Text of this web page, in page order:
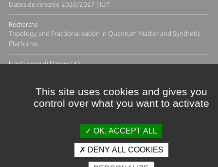
Dates de rentrée 2026/2027 | IUT
Recherche
Topology and Fractionalisation in Quantum Matter and Synthetic
Platforms
Fundazione di l'Università
Crédits et mentions légales
This site uses cookies and gives you
control over what you want to activate
OK, ACCEPT ALL
DENY ALL COOKIES